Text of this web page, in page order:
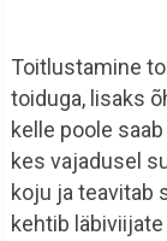
Toitlustamine
toiduga, lisaks
kelle poole
kes vajadusel
koju ja teavitab
kehtib